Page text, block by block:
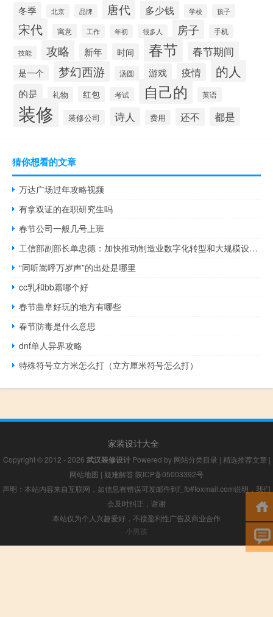
冬季 北京 品牌 唐代 多少钱 学校 孩子
宋代 寓意 工作 年初 很多人 房子 手机
技能 攻略 新年 时间 春节 春节期间
是一个 梦幻西游 汤圆 游戏 疫情 的人
的是 礼物 红包 考试 自己的 英语
装修 装修公司 诗人 费用 还不 都是
猜你想看的文章
万达广场过年攻略视频
有拿双证的在职研究生吗
春节公司一般几号上班
工信部副部长单忠德：加快推动制造业数字化转型和大规模设备更新
“同听嵩呼万岁声”的出处是哪里
cc乳和bb霜哪个好
春节曲阜好玩的地方有哪些
春节防毒是什么意思
dnf单人异界攻略
特殊符号立方米怎么打（立方厘米符号怎么打）
家装设计大全
Copyright © 2012 - 2026 武汉装修设计Powered by 网站分类目录 | 精选推荐文章 |
网站地图 | 疑难解答 陕ICP备05003392号
声明：本站内容来自互联网，如信息有错误可发邮件到f_fb#foxmail.com说明，我们
会及时纠正，谢谢
本站仅为个人兴趣爱好，不接盈利性广告及商业合作
小男孩